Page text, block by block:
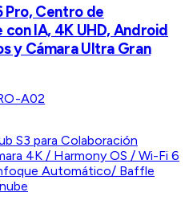
Pro, Centro de
IA, 4K UHD, Android
y Cámara Ultra Gran
A02